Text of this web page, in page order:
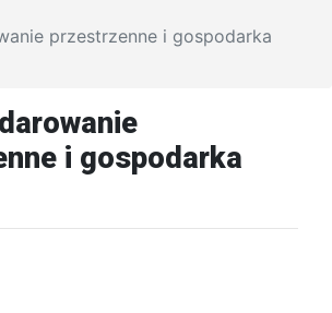
przestrzenne i gospodarka
i gospodarka